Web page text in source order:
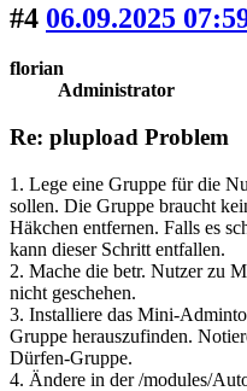
#4 06.09.2025
florian
Administrator
Re: plupload Problem
1. Lege eine Gruppe für die
sollen. Die Gruppe braucht
Häkchen entfernen. Falls es
kann dieser Schritt entfallen.
2. Mache die betr. Nutzer zu
nicht geschehen.
3. Installiere das Mini-
Gruppe herauszufinden.
Dürfen-Gruppe.
4. Ändere in der /modules/